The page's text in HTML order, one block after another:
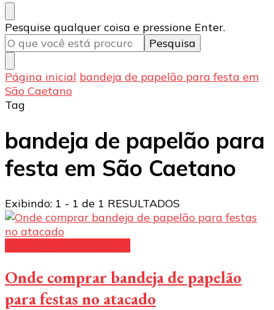
Procurando
algo?
Pesquise qualquer coisa e pressione Enter.
Página inicial bandeja de papelão para festa em
São Caetano
Tag
bandeja de papelão para
festa em São Caetano
Exibindo: 1 - 1 de 1 RESULTADOS
Onde comprar bandeja de papelão
para festas no atacado